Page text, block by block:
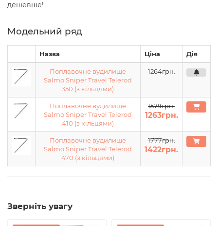
дешевше!
Модельний ряд
Назва Ціна Дія
Поплавочне вудилище
Salmo Sniper Travel Telerod
350 (з кільцями)
1264грн.
Поплавочне вудилище
Salmo Sniper Travel Telerod
410 (з кільцями)
1579грн.
1263грн.
Поплавочне вудилище
Salmo Sniper Travel Telerod
470 (з кільцями)
1777грн.
1422грн.
Зверніть увагу